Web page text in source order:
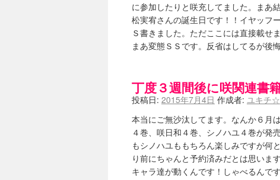
に参加したりと咲充してました。まあ
松実宥さんの誕生日です！！イヤッフ
Ｓ書きました。ただここには直接載せ
まあ変態ＳＳです。反省はしてるが後
丁度３週間後に咲関連書
投稿日: 2015年7月4日 作成者: ユキチ☆
本当にご無沙汰してます。なんか６月
４巻、咲日和４巻、シノハユ４巻が発
もシノハユももちろん楽しみですが何
り前にちゃんと予約済みだとは思いま
キャラ達が動くんです！しゃべるんで